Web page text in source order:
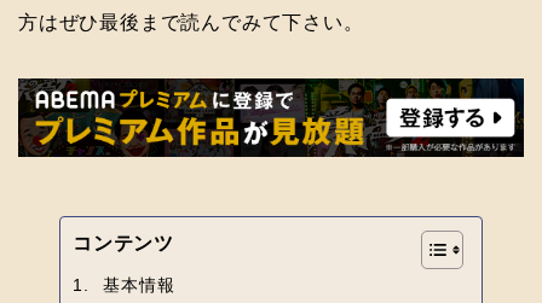
方はぜひ最後まで読んでみて下さい。
コンテンツ
基本情報